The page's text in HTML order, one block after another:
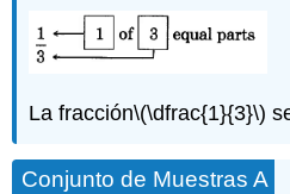
La fracción\(\dfrac{1}{3}\)
Conjunto de Muestras A